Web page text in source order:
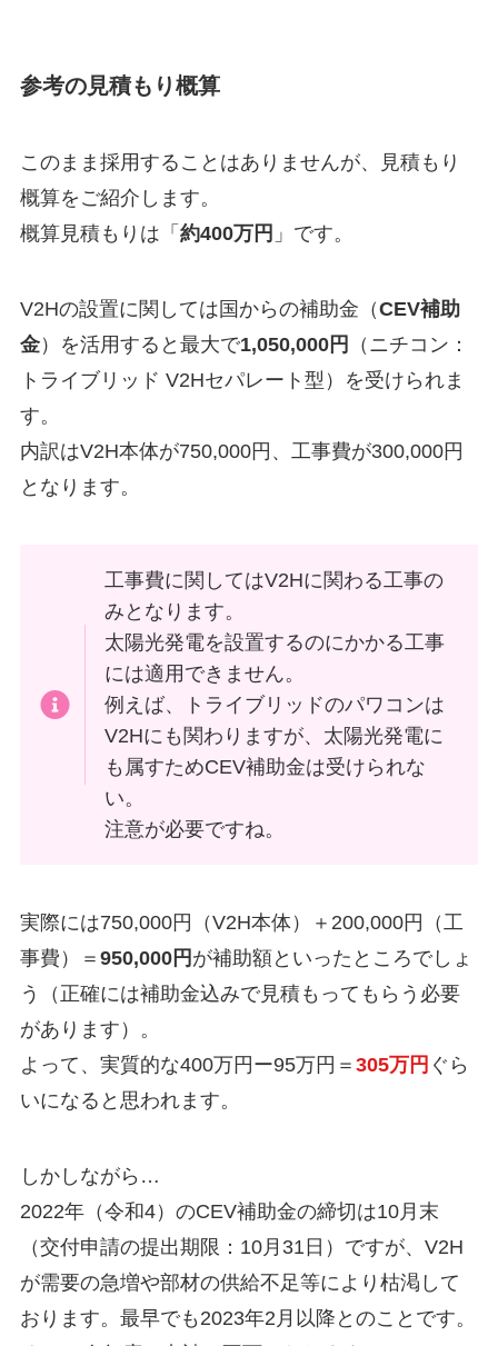
参考の見積もり概算
このまま採用することはありませんが、見積もり
概算をご紹介します。
概算見積もりは「 約400万円 」です。
V2Hの設置に関しては国からの補助金（CEV補助
金）を活用すると最大で1,050,000円
（ニチコン：
トライブリッド V2Hセパレート型）を受けられま
す。
内訳はV2H本体が750,000円、工事費が300,000円
となります。
工事費に関してはV2Hに関わる工事の
みとなります。
太陽光発電を設置するのにかかる工事
には適用できません。
例えば、トライブリッドのパワコンは
V2Hにも関わりますが、太陽光発電に
も属すためCEV補助金は受けられな
い。
注意が必要ですね。
実際には750,000円（V2H本体）＋200,000円（工
事費）＝ 950,000円 が補助額といったところでしょ
う（正確には補助金込みで見積もってもらう必要
があります）。
よって、実質的な400万円ー95万円＝ 305万円 ぐら
いになると思われます。
しかしながら…
2022年（令和4）のCEV補助金の締切は10月末
（交付申請の提出期限：10月31日）ですが、V2H
が需要の急増や部材の供給不足等により枯渇して
おります。最早でも2023年2月以降とのことです。